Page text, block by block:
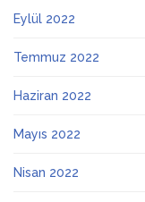
Eylül 2022
Temmuz 2022
Haziran 2022
Mayıs 2022
Nisan 2022